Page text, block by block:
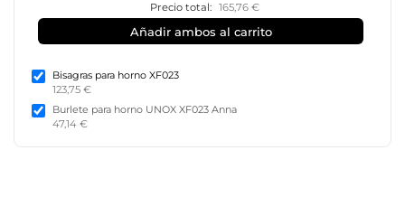
Precio total: 165,76 €
Añadir ambos al carrito
Bisagras para horno XF023
123,75 €
Burlete para horno UNOX XF023 Anna
47,14 €